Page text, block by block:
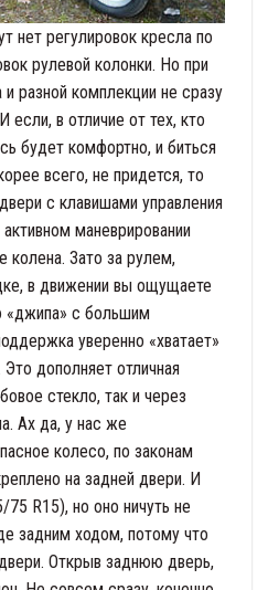
нет регулировок кресла по
рулевой колонки. Но при
разной комплекции не сразу
если, в отличие от тех, кто
будет комфортно, и биться
всего, не придется, то
с клавишами управления
маневрировании
колена. Зато за рулем,
в движении вы ощущаете
«джипа» с большим
уверенно «хватает»
дополняет отличная
стекло, так и через
Ах да, у нас же
колесо, по законам
на задней двери. И
R15), но оно ничуть не
задним ходом, потому что
Открыв заднюю дверь,